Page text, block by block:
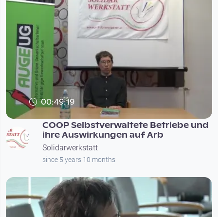
00:49:19
COOP Selbstverwaltete Betriebe und
ihre Auswirkungen auf Arb
Solidarwerkstatt
since 5 years 10 months